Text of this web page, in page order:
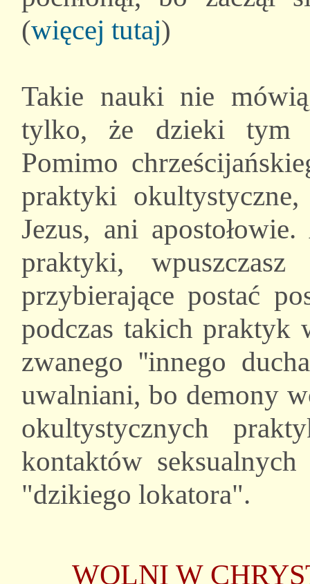
(więcej tutaj)
Takie nauki nie
tylko, że dzieki tym
Pomimo
praktyki
Jezus, ani
praktyki,
przybierające postać
podczas takich praktyk
zwanego ''innego
uwalniani, bo demony
okultystycznych
kontaktów
"dzikiego lokatora".
WOLNI W